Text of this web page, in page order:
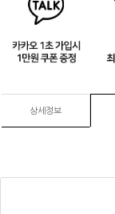
상세정보